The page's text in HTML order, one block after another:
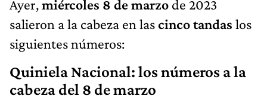
Ayer,miércoles 8 de marzo de 2023
salieron a la cabeza en lascinco tandas los
siguientes números:
Quiniela Nacional: los números a la
cabeza del 8 de marzo